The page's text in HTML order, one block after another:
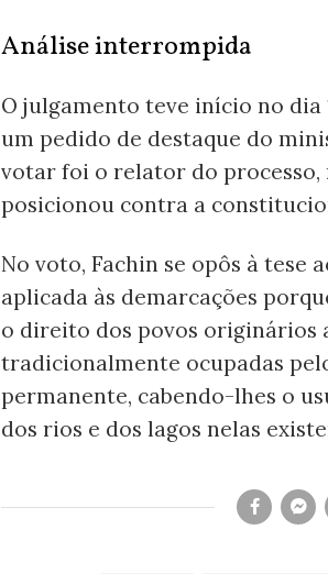
Análise interrompida
O julgamento teve início no
um pedido de destaque do
votar foi o relator do processo,
posicionou contra a
No voto, Fachin se opôs à tese
aplicada às demarcações
o direito dos povos originários
tradicionalmente ocupadas
permanente, cabendo-lhes o
dos rios e dos lagos nelas